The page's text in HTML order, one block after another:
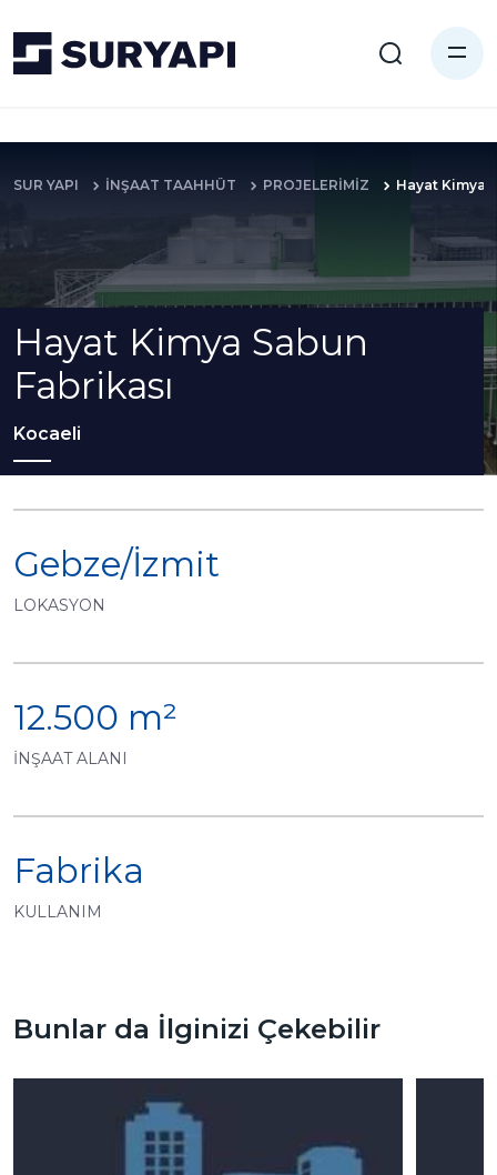
SUR YAPI İNŞAAT TAAHHÜT PROJELERİMİZ Hayat Kimya
Hayat Kimya Sabun
Fabrikası
Kocaeli
Gebze/İzmit
LOKASYON
12.500 m²
İNŞAAT ALANI
Fabrika
KULLANIM
Bunlar da İlginizi Çekebilir